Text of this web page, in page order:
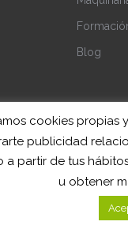
Blog
aThemes.
cookies propias
publicidad
a partir de tus
u obtener